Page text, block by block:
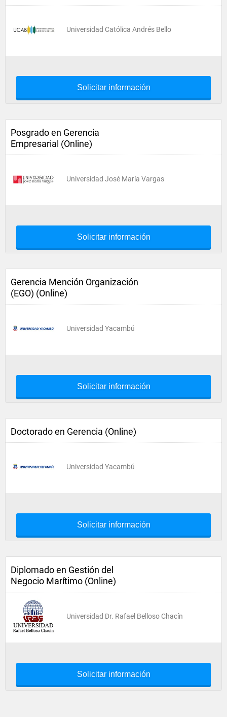
Universidad Católica Andrés Bello
Solicitar información
Posgrado en Gerencia
Empresarial (Online)
Universidad José María Vargas
Solicitar información
Gerencia Mención Organización
(EGO) (Online)
Universidad Yacambú
Solicitar información
Doctorado en Gerencia (Online)
Universidad Yacambú
Solicitar información
Diplomado en Gestión del
Negocio Marítimo (Online)
Universidad Dr. Rafael Belloso Chacín
Solicitar información